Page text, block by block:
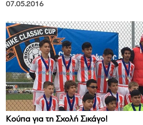
07.05.2016
Κούπα για τη Σχολή Σικάγο!